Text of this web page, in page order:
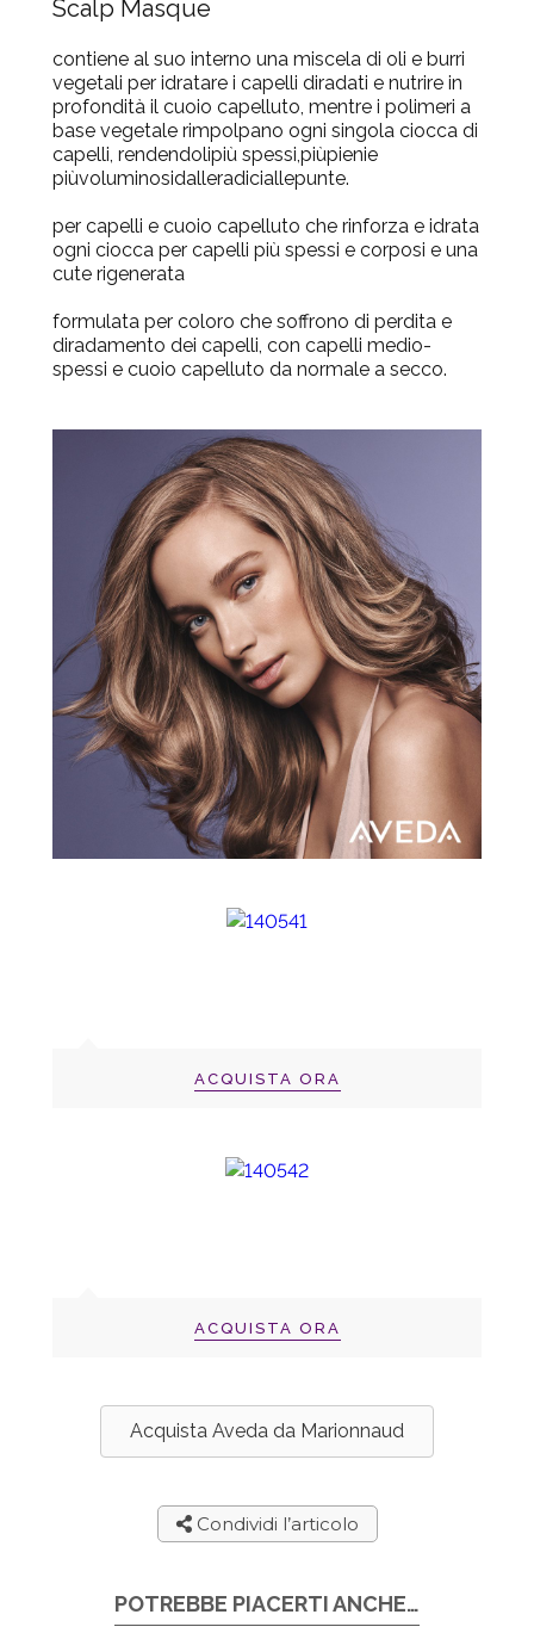
Scalp Masque
contiene al suo interno una miscela di oli e burri
vegetali per idratare i capelli diradati e nutrire in
profondità il cuoio capelluto, mentre i polimeri a
base vegetale rimpolpano ogni singola ciocca di
capelli, rendendolipiù spessi,piùpienie
piùvoluminosidalleradiciallepunte.
per capelli e cuoio capelluto che rinforza e idrata
ogni ciocca per capelli più spessi e corposi e una
cute rigenerata
formulata per coloro che soffrono di perdita e
diradamento dei capelli, con capelli medio-
spessi e cuoio capelluto da normale a secco.
ACQUISTA ORA
ACQUISTA ORA
Acquista Aveda da Marionnaud
Condividi l’articolo
POTREBBE PIACERTI ANCHE…